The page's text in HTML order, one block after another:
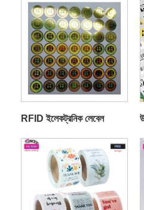
RFID ইলেকট্রনিক লেবেল